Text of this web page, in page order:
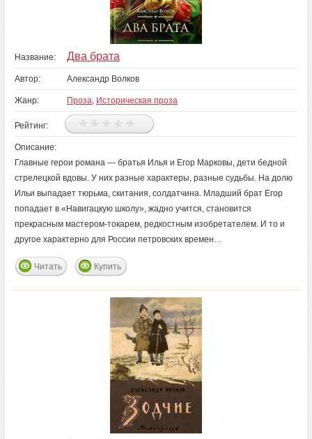
Название: Два брата
Автор: Александр Волков
Жанр: Проза, Историческая проза
Рейтинг:
Описание:
Главные герои романа — братья Илья и Егор Марковы, дети бедной
стрелецкой вдовы. У них разные характеры, разные судьбы. На долю
Ильи выпадает тюрьма, скитания, солдатчина. Младший брат Егор
попадает в «Навигацкую школу», жадно учится, становится
прекрасным мастером-токарем, редкостным изобретателем. И то и
другое характерно для России петровских времен…
Читать Купить